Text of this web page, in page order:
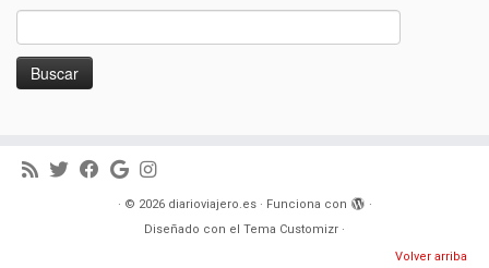
· © 2026 diarioviajero.es· Funciona con
·
Diseñado con el Tema Customizr ·
Volver arriba